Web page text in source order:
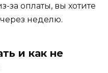
за оплаты, вы хотите
через неделю.
и как не